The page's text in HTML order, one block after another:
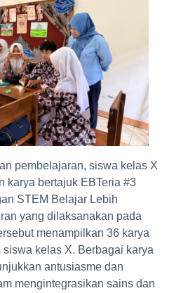
pembelajaran, siswa kelas X
karya bertajuk EBTeria #3
STEM Belajar Lebih
yang dilaksanakan pada
menampilkan 36 karya
kelas X. Berbagai karya
antusiasme dan
mengintegrasikan sains dan